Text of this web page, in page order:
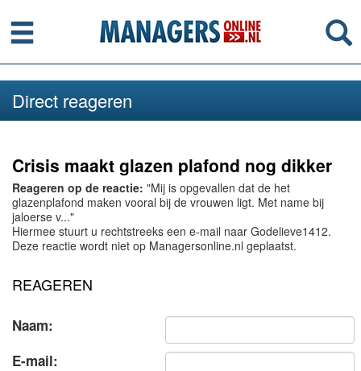
Menu
Direct reageren
Crisis maakt glazen plafond nog dikker
Reageren op de reactie: "Mij is opgevallen dat de het
glazenplafond maken vooral bij de vrouwen ligt. Met name bij
jaloerse v..."
Hiermee stuurt u rechtstreeks een e-mail naar Godelieve1412.
Deze reactie wordt niet op Managersonline.nl geplaatst.
REAGEREN
Naam:
E-mail: